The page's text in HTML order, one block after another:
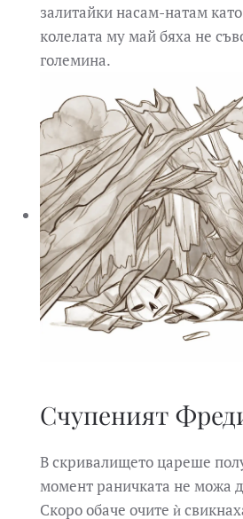
залитайки насам-натам
колелата му май бяха не
големина.
Счупеният
В скривалището цареше
момент раничката не можа
Скоро обаче очите ѝ